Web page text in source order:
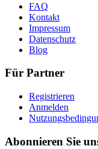
FAQ
Kontakt
Impressum
Datenschutz
Blog
Für Partner
Registrieren
Anmelden
Abonnieren Sie